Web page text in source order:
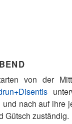
von der
nach auf ihre
Gütsch zuständig.